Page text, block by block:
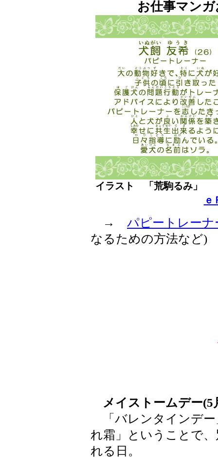
お仕事マン
イラスト 「荒駒るみ
→ パピートレーナ
なるための方法など)
メイストームデー(5
「バレンタインデー
れ霜」ということで
れる日。